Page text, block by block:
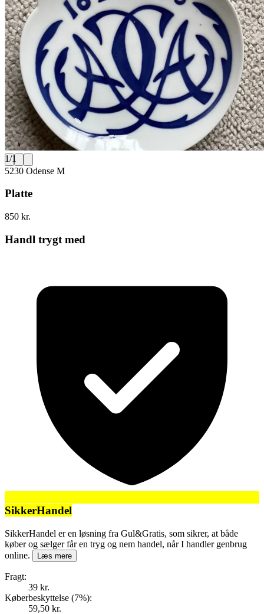
1/1
5230 Odense M
Platte
850 kr.
Handl trygt med
SikkerHandel
SikkerHandel er en løsning fra Gul&Gratis, som sikrer, at både
køber og sælger får en tryg og nem handel, når I handler genbrug
online.
Læs mere
Fragt:
39 kr.
Køberbeskyttelse (7%):
59,50 kr.